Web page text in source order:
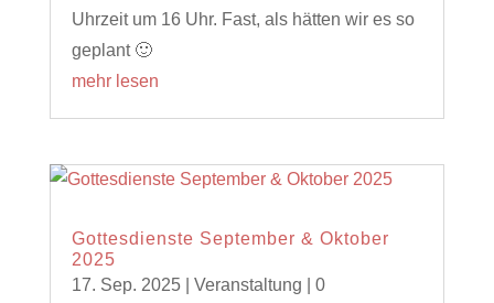
Uhrzeit um 16 Uhr. Fast, als hätten wir es so
geplant 🙂
mehr lesen
Gottesdienste September & Oktober
2025
17. Sep. 2025| Veranstaltung | 0